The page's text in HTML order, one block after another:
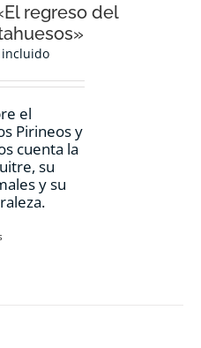
regreso del
incluido
el
Pirineos y
cuenta la
su
y su